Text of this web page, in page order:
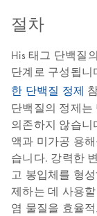
절차
His 태그 단백질
단계로 구성됩니
한 단백질 정제
단백질의 정제는
의존하지 않습니
액과 미가공 용
습니다. 강력한
고 봉입체를 형
제하는 데 사용
염 물질을 효율